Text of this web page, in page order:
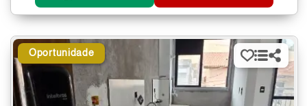
Oportunidade